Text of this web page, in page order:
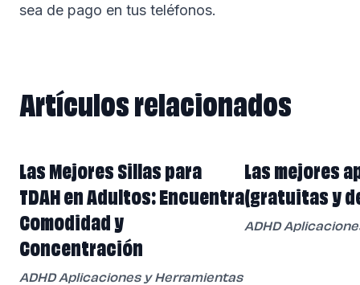
sea de pago en tus teléfonos.
Artículos relacionados
Las Mejores Sillas para
TDAH en Adultos: Encuentra
Comodidad y
Concentración
ADHD Aplicaciones y Herramientas
Las mejores
(gratuitas y
ADHD